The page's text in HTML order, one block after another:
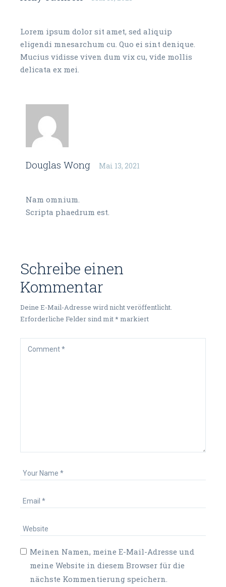
Lorem ipsum dolor sit amet, sed aliquip
eligendi mnesarchum cu. Quo ei sint denique.
Mucius vidisse viven dum vix cu, vide mollis
delicata ex mei.
Douglas Wong Mai 13, 2021
Nam omnium.
Scripta phaedrum est.
Schreibe einen
Kommentar
Deine E-Mail-Adresse wird nicht veröffentlicht.
Erforderliche Felder sind mit * markiert
Meinen Namen, meine E-Mail-Adresse und
meine Website in diesem Browser für die
nächste Kommentierung speichern.